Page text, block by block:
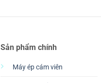
Sản phẩm chính
Máy ép cám viên